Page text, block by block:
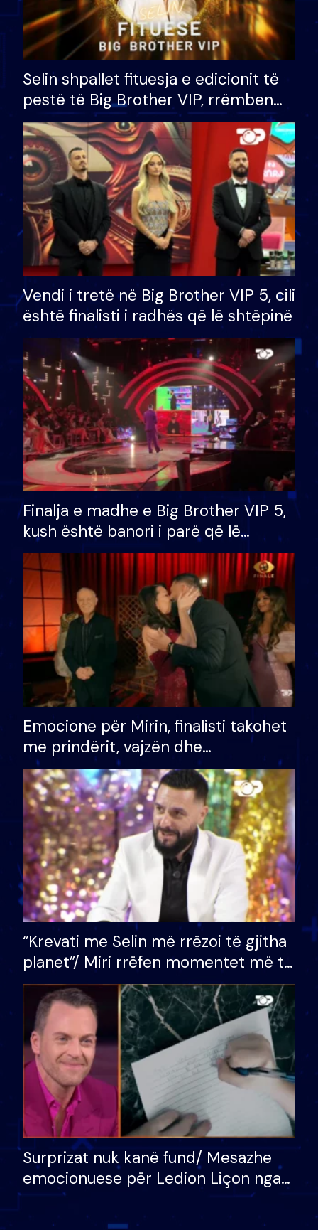
Selin shpallet fituesja e edicionit të
pestë të Big Brother VIP, rrëmben
çmimin e madh prej 100 mijë eurosh
Vendi i tretë në Big Brother VIP 5, cili
është finalisti i radhës që lë shtëpinë
Finalja e madhe e Big Brother VIP 5,
kush është banori i parë që lë
shtëpinë dhe humb mundësinë për
të fituar çmimin e madh
Emocione për Mirin, finalisti takohet
me prindërit, vajzën dhe
bashkëshorten: S’kemi ndonjë letër
divorci apo jo?
“Krevati me Selin më rrëzoi të gjitha
planet”/ Miri rrëfen momentet më të
bukura në shtëpinë e BB VIP: Do më
mungojë zilja e mëngjesit kur…
Surprizat nuk kanë fund/ Mesazhe
emocionuese për Ledion Liçon nga
nëna dhe fëmijët e tij, moderatori
nuk i mban dot lotët: Nuk meritoj…